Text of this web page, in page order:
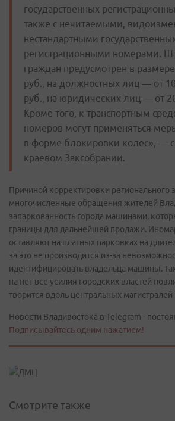
государственных
также с нечитаемыми,
нестандартными
регистрационными номерами.
граждан предусмотрен в
руб., на должностных лиц — от
руб., на юридических лиц — от
Кроме того, к транспортным
номеров могут применяться
в форме блокировки колес», —
краевом Заксобрании.
Причиной корректировки регионального
многочисленные обращения жителей
запаркованность города машинами,
границы для дальнейшей продажи.
оставляют на платных парковках на
за это не производится из-за
идентифицировать владельца машины.
на нет все усилия городских властей
творится вдоль центральных магистралей
Новости Владивостока в Telegram -
Подписывайтесь одним нажатием!
Смотрите также